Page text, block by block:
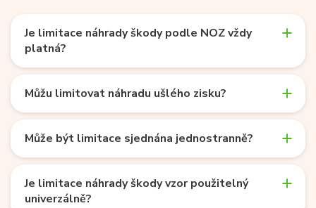
Je limitace náhrady škody podle NOZ vždy
platná?
Můžu limitovat náhradu ušlého zisku?
Může být limitace sjednána jednostranně?
Je limitace náhrady škody vzor použitelný
univerzálně?